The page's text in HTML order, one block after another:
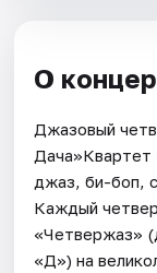
О
Джазовый
Дача»Квартет
джаз, би-боп,
Каждый
«Четвержаз»
«Д») на